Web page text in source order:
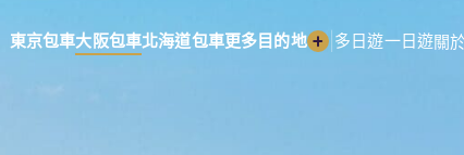
東京包車大阪包車北海道包車更多目的地 | 多日遊一日遊關